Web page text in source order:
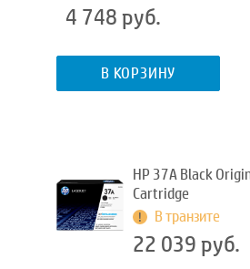
4 748 руб.
В КОРЗИНУ
HP 37A Black
Cartridge
В транзите
22 039 руб.